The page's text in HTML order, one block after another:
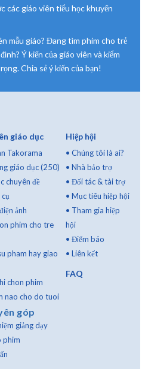
góp
các giáo viên tiểu học khuyến
mẫu giáo? Đang tìm phim cho trẻ
Ý kiến của giáo viên và kiểm
Chia sẻ ý kiến của bạn!
giáo dục
Takorama
giáo dục (250)
chuyên đề
ảnh
phim cho tre
pham hay giao
chon phim
nao cho do tuoi
giảng dạy
phim
Hiệp hội
•Chúng tôi là ai?
•Nhà bảo trợ
•Đối tác & tài trợ
•Mục tiêu hiệp hội
• Tham gia hiệp
hội
•Điểm báo
•Liên kết
FAQ